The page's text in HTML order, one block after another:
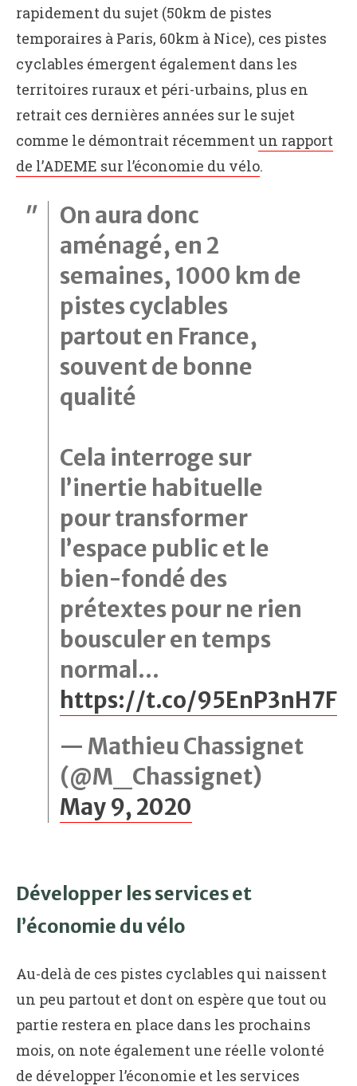
rapidement du sujet (50km de pistes
temporaires à Paris, 60km à Nice), ces pistes
cyclables émergent également dans les
territoires ruraux et péri-urbains, plus en
retrait ces dernières années sur le sujet
comme le démontrait récemment un rapport
de l’ADEME sur l’économie du vélo.
On aura donc
aménagé, en 2
semaines, 1000 km de
pistes cyclables
partout en France,
souvent de bonne
qualité
Cela interroge sur
l’inertie habituelle
pour transformer
l’espace public et le
bien-fondé des
prétextes pour ne rien
bousculer en temps
normal…
https://t.co/95EnP3nH7F
— Mathieu Chassignet
(@M_Chassignet)
May 9, 2020
Développer les services et
l’économie du vélo
Au-delà de ces pistes cyclables qui naissent
un peu partout et dont on espère que tout ou
partie restera en place dans les prochains
mois, on note également une réelle volonté
de développer l’économie et les services